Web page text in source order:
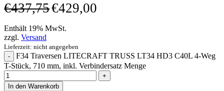
€437,75€429,00
Enthält 19% MwSt.
zzgl. Versand
Lieferzeit: nicht angegeben
F34 Traversen LITECRAFT TRUSS LT34 HD3 C40L 4-Weg
T-Stück, 710 mm, inkl. Verbindersatz Menge
In den Warenkorb